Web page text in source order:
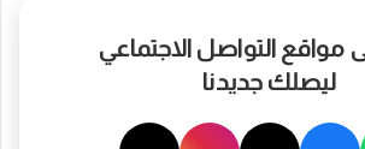
مواقع التواصل الاجتماعي
ليصلك جديدنا